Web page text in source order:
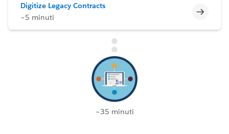
Digitize Legacy Contracts
~5 minuti
~35 minuti